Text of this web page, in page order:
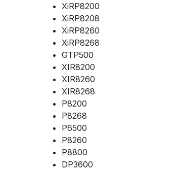
XiRP8200
XiRP8208
XiRP8260
XiRP8268
GTP500
XIR8200
XIR8260
XIR8268
P8200
P8268
P6500
P8260
P8800
DP3600